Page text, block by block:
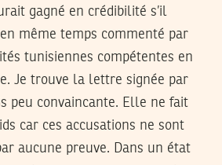
gagné en crédibilité s’il
même temps commenté par
tunisiennes compétentes en
Je trouve la lettre signée par
peu convaincante. Elle ne fait
car ces accusations ne sont
aucune preuve. Dans un état